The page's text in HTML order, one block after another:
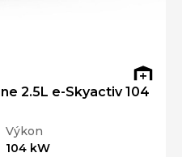
2.5L e-Skyactiv 104
Výkon
104 kW